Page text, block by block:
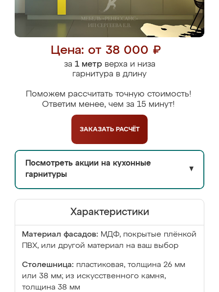
Цена: от 38 000 ₽
за 1 метрверха и низа
гарнитура в длину
Поможем рассчитать точную стоимость!
Ответим менее, чем за 15 минут!
ЗАКАЗАТЬ РАСЧЁТ
Посмотреть акции на кухонные
гарнитуры
▼
Характеристики
Материал фасадов: МДФ, покрытые плёнкой
ПВХ, или другой материал на ваш выбор
Столешница: пластиковая, толщина 26 мм
или 38 мм; из искусственного камня,
толщина 38 мм